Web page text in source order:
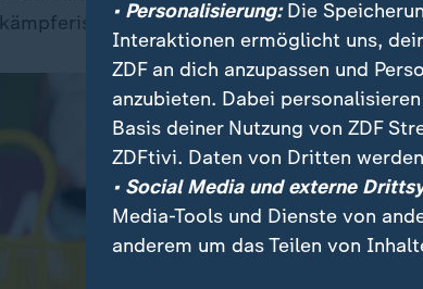
kämpferische Attitüde offenbart, die ihm die
• Personalisierung:Die
Interaktionen ermöglicht uns,
ZDF an dich anzupassen und
anzubieten. Dabei
Basis deiner Nutzung von ZDF
ZDFtivi. Daten von Dritten
• Social Media und externe
Media-Tools und Dienste von
anderem um das Teilen von